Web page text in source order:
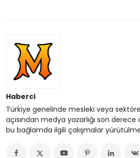
Haberci
Türkiye genelinde mesleki veya
açısından medya yazarlığı son
bu bağlamda ilgili çalışmalar